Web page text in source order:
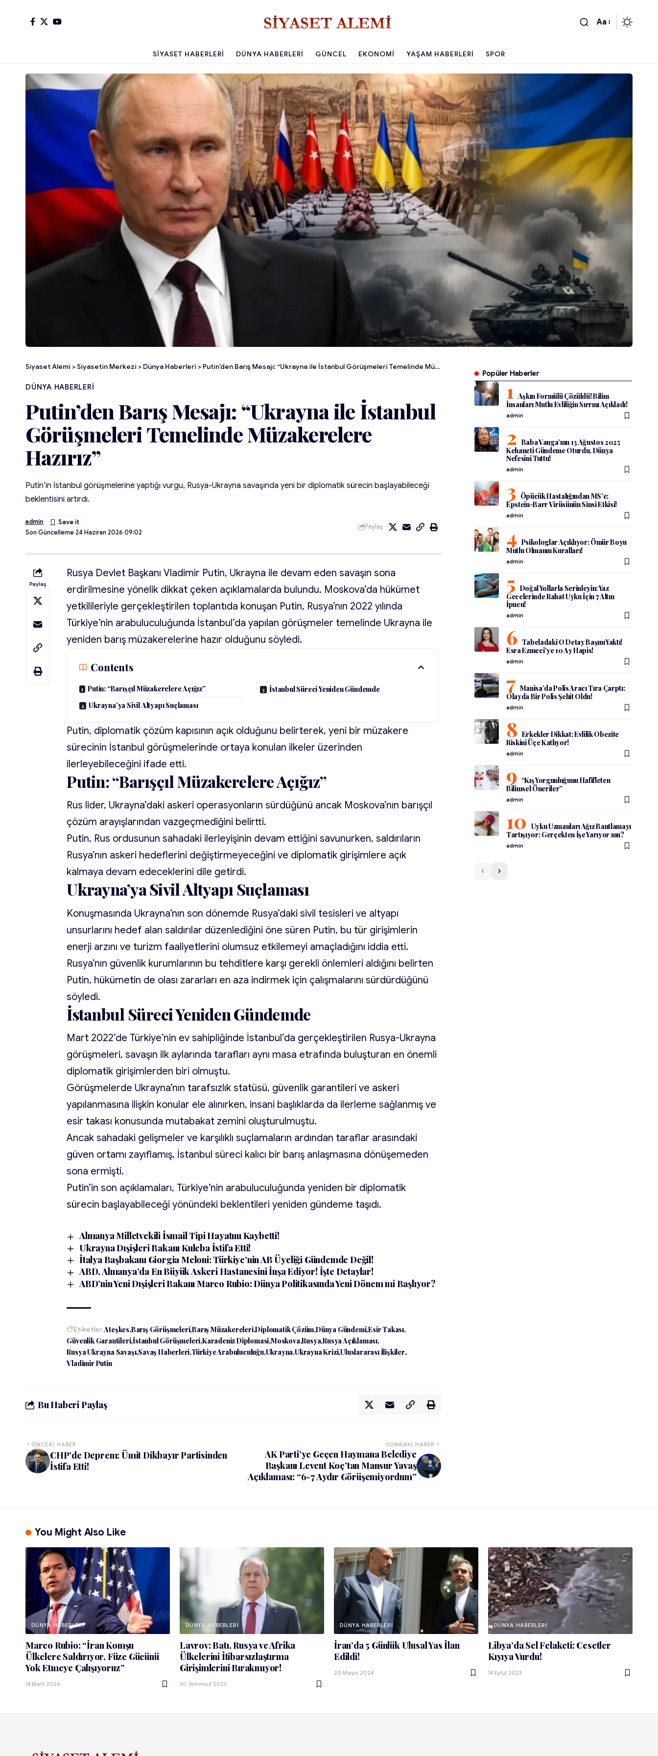
Aa
SIYASET HABERLERI DÜNYA HABERLERI GÜNCEL EKONOMI YAŞAM HABERLERI SPOR
Siyaset Alemi >Siyasetin Merkezi > Dünya Haberleri > Putin’den Barış Mesajı: “Ukrayna ile İstanbul Görüşmeleri Temelinde Müzakerelere Hazırız”
DÜNYA HABERLERI
Putin’den Barış Mesajı: “Ukrayna ile İstanbul
Görüşmeleri Temelinde Müzakerelere
Hazırız”
Putin’in İstanbul görüşmelerine yaptığı vurgu, Rusya-Ukrayna savaşında yeni bir diplomatik sürecin başlayabileceği
beklentisini artırdı.
Son Güncelleme 24 Haziran 2026 09:02
admin
Paylaş
Paylaş
Rusya Devlet Başkanı Vladimir Putin, Ukrayna ile devam eden savaşın sona
erdirilmesine yönelik dikkat çeken açıklamalarda bulundu. Moskova’da hükümet
yetkilileriyle gerçekleştirilen toplantıda konuşan Putin, Rusya’nın 2022 yılında
Türkiye’nin arabuluculuğunda İstanbul’da yapılan görüşmeler temelinde Ukrayna ile
yeniden barış müzakerelerine hazır olduğunu söyledi.
Contents
Putin: “Barışçıl Müzakerelere Açığız”
Ukrayna’ya Sivil Altyapı Suçlaması
İstanbul Süreci Yeniden Gündemde
Putin, diplomatik çözüm kapısının açık olduğunu belirterek, yeni bir müzakere
sürecinin İstanbul görüşmelerinde ortaya konulan ilkeler üzerinden
ilerleyebileceğini ifade etti.
Putin: “Barışçıl Müzakerelere Açığız”
Rus lider, Ukrayna’daki askeri operasyonların sürdüğünü ancak Moskova’nın barışçıl
çözüm arayışlarından vazgeçmediğini belirtti.
Putin, Rus ordusunun sahadaki ilerleyişinin devam ettiğini savunurken, saldırıların
Rusya’nın askeri hedeflerini değiştirmeyeceğini ve diplomatik girişimlere açık
kalmaya devam edeceklerini dile getirdi.
Ukrayna’ya Sivil Altyapı Suçlaması
Konuşmasında Ukrayna’nın son dönemde Rusya’daki sivil tesisleri ve altyapı
unsurlarını hedef alan saldırılar düzenlediğini öne süren Putin, bu tür girişimlerin
enerji arzını ve turizm faaliyetlerini olumsuz etkilemeyi amaçladığını iddia etti.
Rusya’nın güvenlik kurumlarının bu tehditlere karşı gerekli önlemleri aldığını belirten
Putin, hükümetin de olası zararları en aza indirmek için çalışmalarını sürdürdüğünü
söyledi.
İstanbul Süreci Yeniden Gündemde
Mart 2022’de Türkiye’nin ev sahipliğinde İstanbul’da gerçekleştirilen Rusya-Ukrayna
görüşmeleri, savaşın ilk aylarında tarafları aynı masa etrafında buluşturan en önemli
diplomatik girişimlerden biri olmuştu.
Görüşmelerde Ukrayna’nın tarafsızlık statüsü, güvenlik garantileri ve askeri
yapılanmasına ilişkin konular ele alınırken, insani başlıklarda da ilerleme sağlanmış ve
esir takası konusunda mutabakat zemini oluşturulmuştu.
Ancak sahadaki gelişmeler ve karşılıklı suçlamaların ardından taraflar arasındaki
güven ortamı zayıflamış, İstanbul süreci kalıcı bir barış anlaşmasına dönüşemeden
sona ermişti.
Putin’in son açıklamaları, Türkiye’nin arabuluculuğunda yeniden bir diplomatik
sürecin başlayabileceği yönündeki beklentileri yeniden gündeme taşıdı.
Almanya Milletvekili İsmail Tipi Hayatını Kaybetti!
Ukrayna Dışişleri Bakanı Kuleba İstifa Etti!
İtalya Başbakanı Giorgia Meloni: Türkiye’nin AB Üyeliği Gündemde Değil!
ABD, Almanya’da En Büyük Askeri Hastanesini İnşa Ediyor! İşte Detaylar!
ABD’nin Yeni Dışişleri Bakanı Marco Rubio: Dünya Politikasında Yeni Dönem mi Başlıyor?
EtiketlerAteşkes Barış Görüşmeleri Barış Müzakereleri Diplomatik Çözüm Dünya Gündemi Esir Takası
Güvenlik Garantileri İstanbul Görüşmeleri Karadeniz Diplomasi Moskova Rusya Rusya Açıklaması
Rusya Ukrayna Savaşı Savaş Haberleri Türkiye Arabuluculuğu Ukrayna Ukrayna Krizi Uluslararası İlişkiler
Vladimir Putin
Bu Haberi Paylaş
ÖNCEKI HABER
CHP’de Deprem: Ümit Dikbayır Partisinden
İstifa Etti!
SONRAKI HABER
AK Parti’ye Geçen Haymana Belediye
Başkanı Levent Koç’tan Mansur Yavaş
Açıklaması: “6-7 Aydır Görüşemiyordum”
Popüler Haberler
Aşkın Formülü Çözüldü! Bilim
İnsanları Mutlu Evliliğin Sırrını Açıkladı!
admin
Baba Vanga’nın 13 Ağustos 2025
Kehaneti Gündeme Oturdu, Dünya
Nefesini Tuttu!
admin
Öpücük Hastalığından MS’e:
Epstein-Barr Virüsünün Sinsi Etkisi!
admin
Psikologlar Açıklıyor: Ömür Boyu
Mutlu Olmanın Kuralları!
admin
Doğal Yollarla Serinleyin: Yaz
Gecelerinde Rahat Uyku İçin 7 Altın
İpucu!
admin
Tabeladaki O Detay Başını Yaktı!
Esra Ezmeci’ye 10 Ay Hapis!
admin
Manisa’da Polis Aracı Tıra Çarptı:
Olayda Bir Polis Şehit Oldu!
admin
Erkekler Dikkat: Evlilik Obezite
Riskini Üçe Katlıyor!
admin
“Kış Yorgunluğunu Hafifleten
Bilimsel Öneriler”
admin
Uyku Uzmanları Ağız Bantlamayı
Tartışıyor: Gerçekten İşe Yarıyor mu?
admin
You Might Also Like
DÜNYA HABERLERI
Marco Rubio: “İran Komşu
Ülkelere Saldırıyor, Füze Gücünü
Yok Etmeye Çalışıyoruz”
14 Mart 2026
DÜNYA HABERLERI
Lavrov: Batı, Rusya ve Afrika
Ülkelerini İtibarsızlaştırma
Girişimlerini Bırakmıyor!
30 Temmuz 2023
DÜNYA HABERLERI
İran’da 5 Günlük Ulusal Yas İlan
Edildi!
20 Mayıs 2024
DÜNYA HABERLERI
Libya’da Sel Felaketi: Cesetler
Kıyıya Vurdu!
14 Eylül 2023